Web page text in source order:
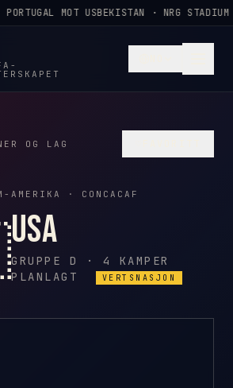
MOT USBEKISTAN · NRG STADIUM
OG LAG
AMERIKA · CONCACAF
USA
GRUPPE D · 4 KAMPER
PLANLAGT
VERTSNASJON